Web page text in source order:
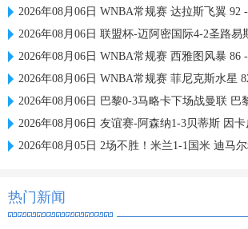
2026年08月06日 WNBA常规赛 达拉斯飞翼 92 - 96 华
2026年08月06日 联盟杯-迈阿密国际4-2圣路易斯 梅
2026年08月06日 WNBA常规赛 西雅图风暴 86 - 92
2026年08月06日 WNBA常规赛 菲尼克斯水星 82 - 96
2026年08月06日 巴黎0-3马略卡下场战曼联 巴黎全场
2026年08月06日 友谊赛-阿森纳1-3贝蒂斯 因卡皮耶破门
2026年08月05日 2场不胜！米兰1-1国米 迪马尔科破门 恩昆
热门新闻